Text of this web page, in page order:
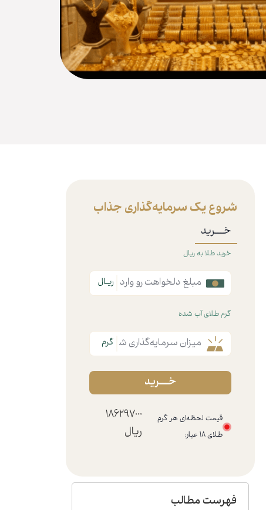
شروع یک سرمایه‌گذاری جذاب
خـــرید
خرید طلا به ریال
گرم طلای آب شده
خـــرید
قیمت لحظه‌ای هر گرم
طلای ۱۸ عیار:
186297000
ریال
فهرست مطالب​